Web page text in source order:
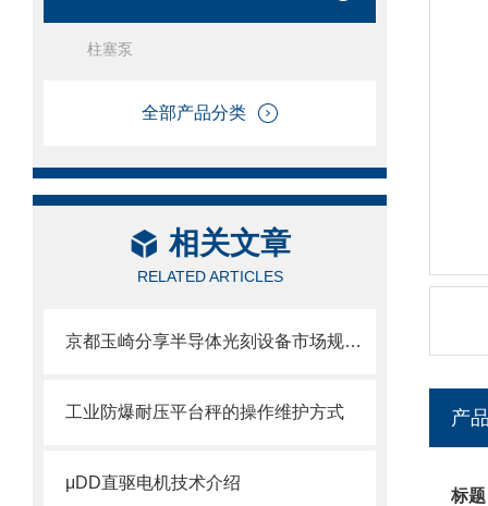
柱塞泵
全部产品分类
相关文章
RELATED ARTICLES
京都玉崎分享半导体光刻设备市场规模及份额
工业防爆耐压平台秤的操作维护方式
μDD直驱电机技术介绍
产
标